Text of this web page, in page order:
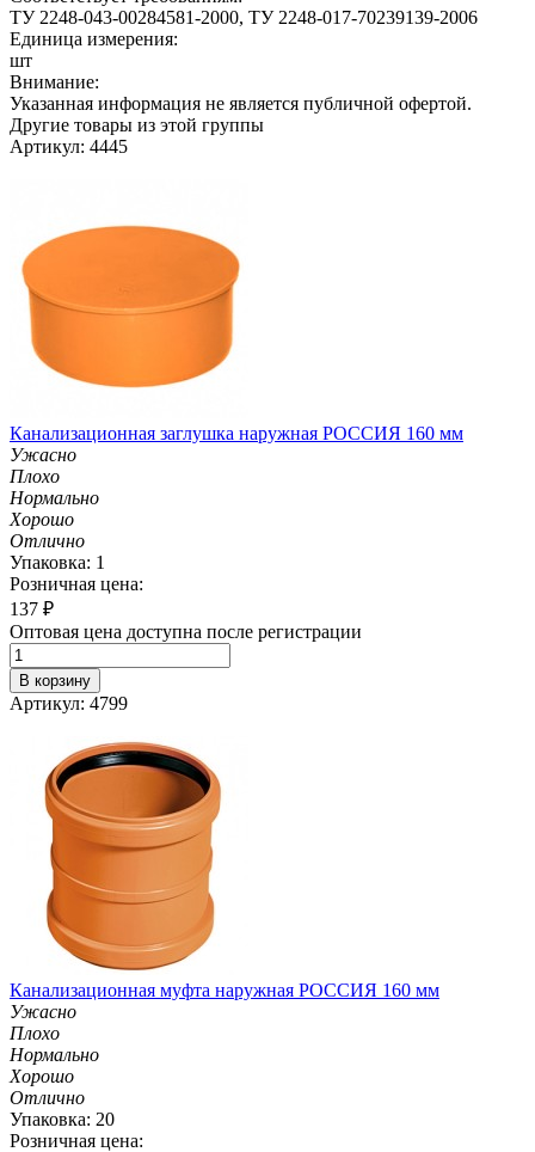
ТУ 2248-043-00284581-2000, ТУ 2248-017-70239139-2006
Единица измерения:
шт
Внимание:
Указанная информация не является публичной офертой.
Другие товары из этой группы
Артикул: 4445
Канализационная заглушка наружная РОССИЯ 160 мм
Ужасно
Плохо
Нормально
Хорошо
Отлично
Упаковка: 1
Розничная цена:
137 ₽
Оптовая цена доступна после регистрации
В корзину
Артикул: 4799
Канализационная муфта наружная РОССИЯ 160 мм
Ужасно
Плохо
Нормально
Хорошо
Отлично
Упаковка: 20
Розничная цена: